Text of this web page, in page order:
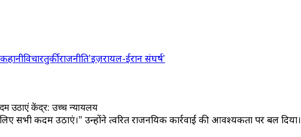
कहानीविचारतुर्कीराजनीति'इज़रायल-ईरान संघर्ष'
उठाएं केंद्र: उच्च न्यायलय
सभी कदम उठाएं।" उन्होंने त्वरित राजनयिक कार्रवाई की आवश्यकता पर बल दिया।